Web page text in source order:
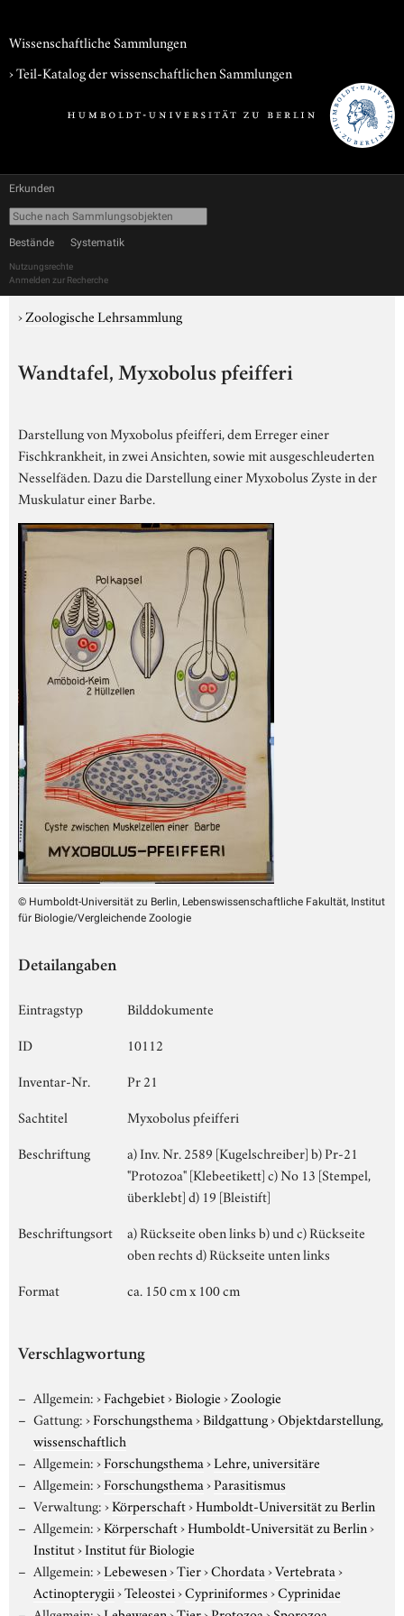
Wissenschaftliche Sammlungen
› Teil-Katalog der wissenschaftlichen Sammlungen
Erkunden
Bestände Systematik
Nutzungsrechte
Anmelden zur Recherche
›Zoologische Lehrsammlung
Wandtafel, Myxobolus pfeifferi
Darstellung von Myxobolus pfeifferi, dem Erreger einer
Fischkrankheit, in zwei Ansichten, sowie mit ausgeschleuderten
Nesselfäden. Dazu die Darstellung einer Myxobolus Zyste in der
Muskulatur einer Barbe.
© Humboldt-Universität zu Berlin, Lebenswissenschaftliche Fakultät, Institut
für Biologie/Vergleichende Zoologie
Detailangaben
Eintragstyp
Bilddokumente
ID
10112
Inventar-Nr.
Pr 21
Sachtitel
Myxobolus pfeifferi
Beschriftung
a) Inv. Nr. 2589 [Kugelschreiber] b) Pr-21
"Protozoa" [Klebeetikett] c) No 13 [Stempel,
überklebt] d) 19 [Bleistift]
Beschriftungsort
a) Rückseite oben links b) und c) Rückseite
oben rechts d) Rückseite unten links
Format
ca. 150 cm x 100 cm
Verschlagwortung
Allgemein:›Fachgebiet›Biologie›Zoologie
Gattung:›Forschungsthema›Bildgattung›Objektdarstellung,
wissenschaftlich
Allgemein:›Forschungsthema›Lehre, universitäre
Allgemein:›Forschungsthema›Parasitismus
Verwaltung:›Körperschaft›Humboldt-Universität zu Berlin
Allgemein:›Körperschaft›Humboldt-Universität zu Berlin›
Institut›Institut für Biologie
Allgemein:›Lebewesen›Tier›Chordata›Vertebrata›
Actinopterygii›Teleostei›Cypriniformes›Cyprinidae